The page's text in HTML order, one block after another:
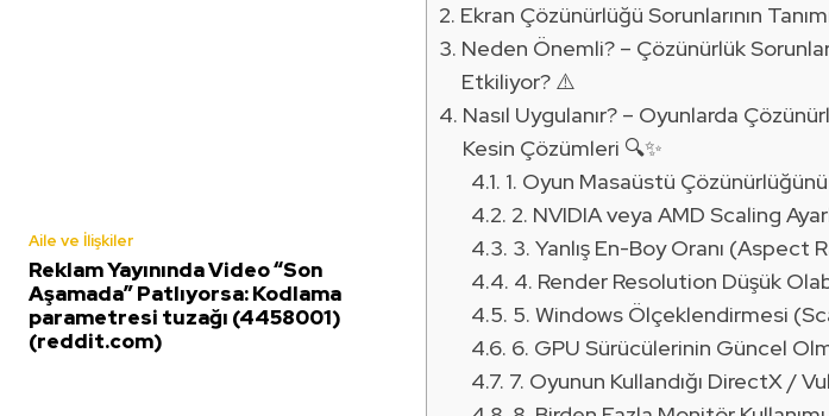
Aile ve İlişkiler
Reklam Yayınında Video “Son
Aşamada” Patlıyorsa: Kodlama
parametresi tuzağı (4458001)
(reddit.com)
Ekran Çözünürlüğü Sorunlarının
Neden Önemli? – Çözünürlük
Etkiliyor? ⚠️
Nasıl Uygulanır? – Oyunlarda
Kesin Çözümleri 🔍✨
1. Oyun Masaüstü Çözünürlüğünü
2. NVIDIA veya AMD Scaling
3. Yanlış En-Boy Oranı (Aspect
4. Render Resolution Düşük
5. Windows Ölçeklendirmesi
6. GPU Sürücülerinin Güncel
7. Oyunun Kullandığı DirectX /